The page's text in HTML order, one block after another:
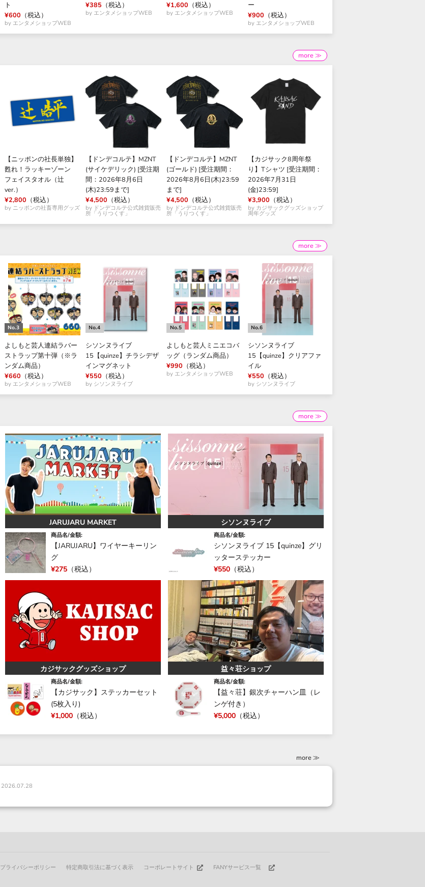
ト
¥600 （税込）
by エンタメショップWEB
¥385 （税込）
by エンタメショップWEB
¥1,600 （税込）
by エンタメショップWEB
ー
¥900 （税込）
by エンタメショップWEB
more ≫
【ニッポンの社長単独】
甦れ！ラッキーゾーン
フェイスタオル（辻
ver.）
¥2,800 （税込）
by ニッポンの社畜専用グッズ
【ドンデコルテ】MZNT
(サイケデリック) [受注期
間：2026年8月6日
(木)23:59まで]
¥4,500 （税込）
by ドンデコルテ公式雑貨販売
所「うりつくす」
【ドンデコルテ】MZNT
(ゴールド) [受注期間：
2026年8月6日(木)23:59
まで]
¥4,500 （税込）
by ドンデコルテ公式雑貨販売
所「うりつくす」
【カジサック8周年祭
り】Tシャツ [受注期間：
2026年7月31日
(金)23:59]
¥3,900 （税込）
by カジサックグッズショップ
周年グッズ
more ≫
よしもと芸人連結ラバー
ストラップ第十弾（※ラ
ンダム商品）
¥660 （税込）
by エンタメショップWEB
シソンヌライブ
15【quinze】チラシデザ
インマグネット
¥550 （税込）
by シソンヌライブ
よしもと芸人ミニエコバ
ッグ（ランダム商品）
¥990 （税込）
by エンタメショップWEB
シソンヌライブ
15【quinze】クリアファ
イル
¥550 （税込）
by シソンヌライブ
more ≫
JARUJARU MARKET
商品名/金額:
【JARUJARU】ワイヤーキーリン
グ
¥275（税込）
シソンヌライブ
商品名/金額:
シソンヌライブ 15【quinze】グリ
ッターステッカー
¥550（税込）
カジサックグッズショップ
商品名/金額:
【カジサック】ステッカーセット
(5枚入り)
¥1,000（税込）
益々荘ショップ
商品名/金額:
【益々荘】銀次チャーハン皿（レ
ンゲ付き）
¥5,000（税込）
more ≫
2026.07.28
プライバシーポリシー 特定商取引法に基づく表示 コーポレートサイト FANYサービス一覧